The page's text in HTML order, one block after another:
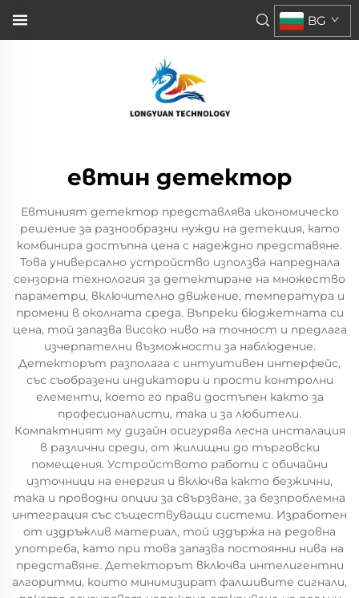
BG
евтин детектор
Евтиният детектор представлява икономическо
решение за разнообразни нужди на детекция, като
комбинира достъпна цена с надеждно представяне.
Това универсално устройство използва напреднала
сензорна технология за детектиране на множество
параметри, включително движение, температура и
промени в околната среда. Въпреки бюджетната си
цена, той запазва високо ниво на точност и предлага
изчерпателни възможности за наблюдение.
Детекторът разполага с интуитивен интерфейс,
със съобразени индикатори и прости контролни
елементи, което го прави достъпен както за
професионалисти, така и за любители.
Компактният му дизайн осигурява лесна инсталация
в различни среди, от жилищни до търговски
помещения. Устройството работи с обичайни
източници на енергия и включва както безжични,
така и проводни опции за свързване, за безпроблемна
интеграция със съществуващи системи. Изработен
от издръжлив материал, той издържа на редовна
употреба, като при това запазва постоянни нива на
представяне. Детекторът включва интелигентни
алгоритми, които минимизират фалшивите сигнали,